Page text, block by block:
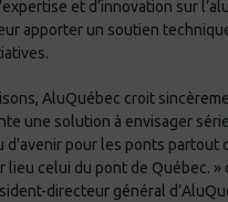
et d’innovation sur
apporter un soutien
AluQuébec croit
une solution à envisager
d'avenir pour les ponts partout
lieu celui du pont de Québec. »
directeur général